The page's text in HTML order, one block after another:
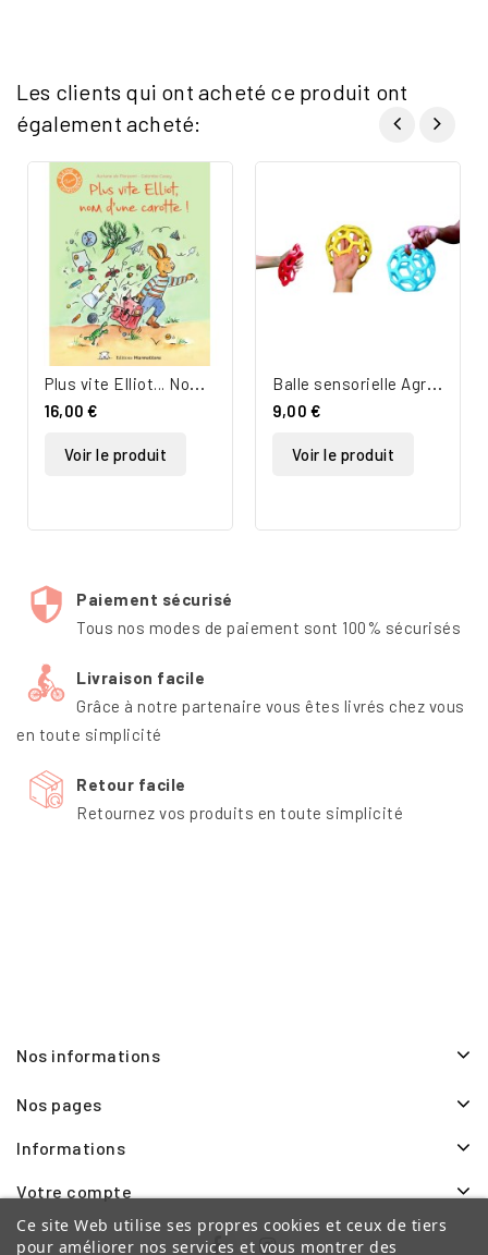
Les clients qui ont acheté ce produit ont
également acheté:
P
lus vite Elliot... Nom d'une carotte
16,00 €
Voir le produit
B
alle sensorielle Agrip – 10 cm
9,00 €
Voir le produit
Paiement sécurisé
Tous nos modes de paiement sont 100% sécurisés
Livraison facile
Grâce à notre partenaire vous êtes livrés chez vous
en toute simplicité
Retour facile
Retournez vos produits en toute simplicité
Nos informations
Nos pages
Informations
Votre compte
Ce site Web utilise ses propres cookies et ceux de tiers
pour améliorer nos services et vous montrer des